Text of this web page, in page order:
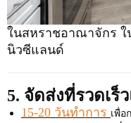
ในสหราชอาณาจักร ใ
นิวซีแลนด์
5. จัดส่งที่รวดเร็
15-20 วันทำการ เพื่อ